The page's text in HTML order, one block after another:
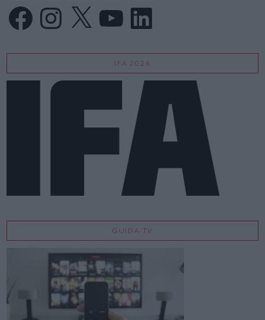
FacebookInstagram
X YouTube LinkedIn
IFA 2026
GUIDA TV